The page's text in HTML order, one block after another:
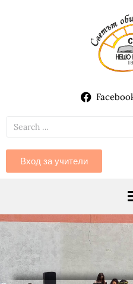
Вход за учители